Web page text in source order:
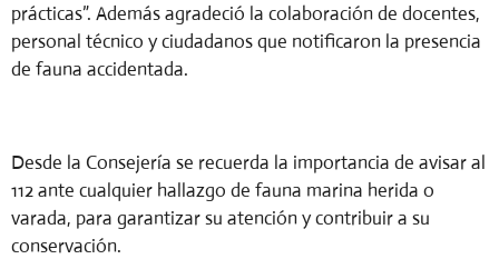
prácticas”. Además agradeció la colaboración de docentes,
personal técnico y ciudadanos que notificaron la presencia
de fauna accidentada.
Desde la Consejería se recuerda la importancia de avisar al
112 ante cualquier hallazgo de fauna marina herida o
varada, para garantizar su atención y contribuir a su
conservación.